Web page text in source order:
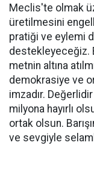
Meclis'te olmak
üretilmesini
pratiği ve eylemi
destekleyeceğiz.
metnin altına
demokrasiye ve
imzadır.
milyona hayırlı
ortak olsun.
ve sevgiyle